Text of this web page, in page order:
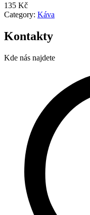
135 Kč
Category: Káva
Kontakty
Kde nás najdete